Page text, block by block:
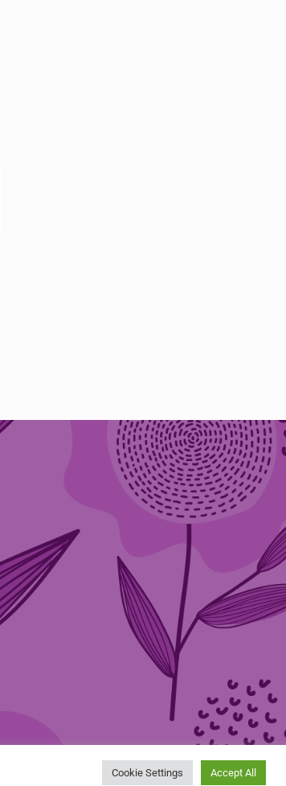
Cookie Settings Accept All